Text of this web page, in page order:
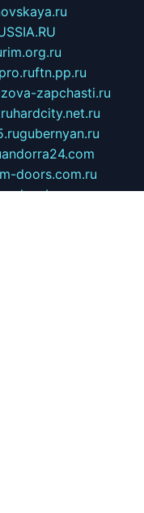
rim.org.ru
ftn.pp.ru
zapchasti.ru
hardcity.net.ru
gubernyan.ru
andorra24.com
doors.com.ru
ch.spb.ru